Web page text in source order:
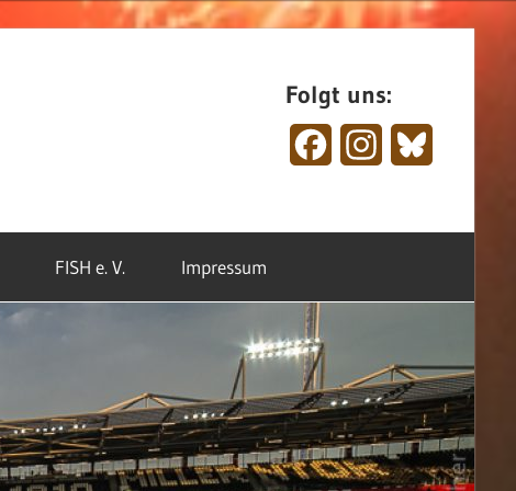
Folgt uns:
FacebookInstagram
FISH e. V. Impressum